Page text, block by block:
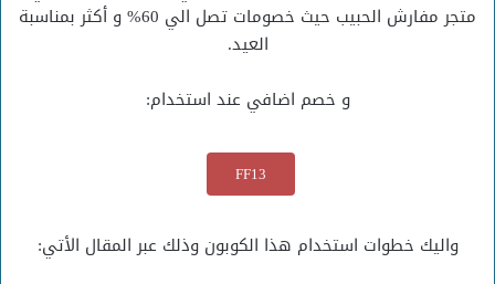
متجر مفارش الحبيب حيث خصومات تصل الي 60% و أكثر بمناسبة
العيد.
و خصم اضافي عند استخدام:
FF13
واليك خطوات استخدام هذا الكوبون وذلك عبر المقال الأتي: